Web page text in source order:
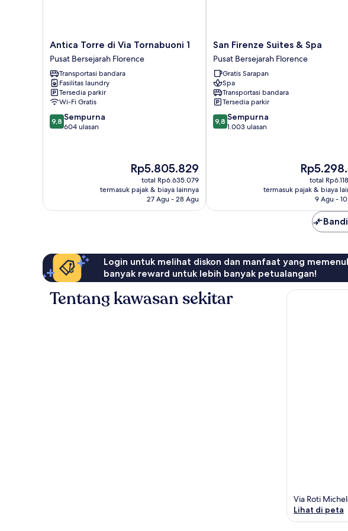
Antica
Torre
di
Via
Tornabuoni
1
Pusat
Bersejarah
Florence
Antica Torre di Via Tornabuoni 1
Pusat Bersejarah Florence
Transportasi bandara
Fasilitas laundry
Tersedia parkir
Wi-Fi Gratis
9.8
dari
9,8 Sempurna
604 ulasan
Harga
sekarang
Rp5.805.829
Rp5.805.829
total Rp6.635.079
termasuk pajak & biaya lainnya
27 Agu - 28 Agu
San
Firenze
Suites
&
Spa
Pusat
Bersejarah
Florence
San Firenze Suites & Spa
Pusat Bersejarah Florence
Gratis Sarapan
Spa
Transportasi bandara
Tersedia parkir
9.8
dari
9,8 Sempurna
1.003 ulasan
Harga
sekarang
Rp5.298.511
total
termasuk pajak & biaya
9 Agu -
Login untuk melihat diskon dan manfaat yang
banyak reward untuk lebih banyak petualangan!
Tentang kawasan sekitar
Via Roti
Lihat di peta